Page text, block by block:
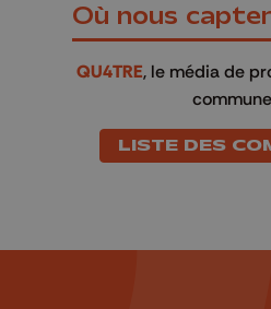
Où nous capter
QU4TRE, le média de
LISTE DES